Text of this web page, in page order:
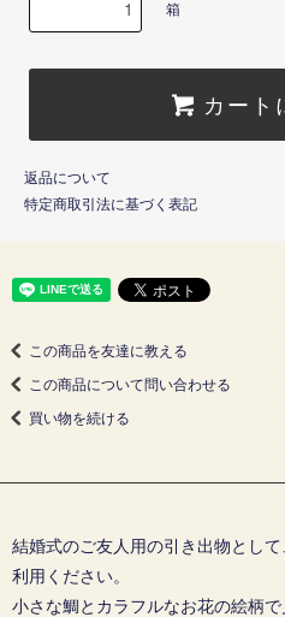
箱
カート
返品について
特定商取引法に基づく表記
この商品を友達に教える
この商品について問い合わせる
買い物を続ける
結婚式のご友人用の引き出物とし
利用ください。
小さな鯛とカラフルなお花の絵柄で